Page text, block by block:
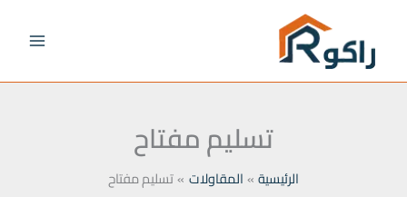
المحتوى
تسليم مفتاح
الرئيسية المقاولات تسليم مفتاح